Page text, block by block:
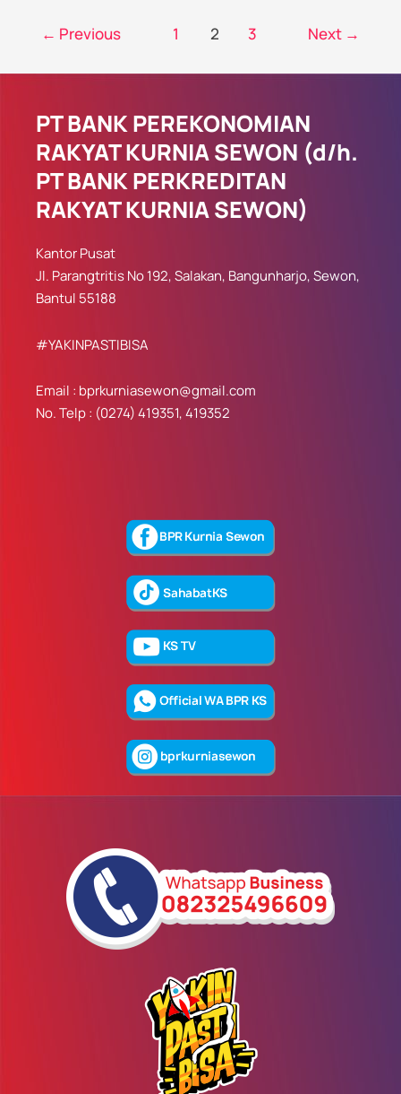
← Previous 1 2 3 Next →
PT BANK PEREKONOMIAN
RAKYAT KURNIA SEWON (d/h.
PT BANK PERKREDITAN
RAKYAT KURNIA SEWON)
Kantor Pusat
Jl. Parangtritis No 192, Salakan, Bangunharjo, Sewon,
Bantul 55188
#YAKINPASTIBISA
Email : bprkurniasewon@gmail.com
No. Telp : (0274) 419351, 419352